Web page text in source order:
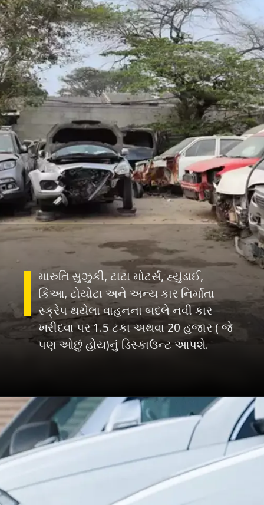
મારુતિ સુઝુકી, ટાટા મોટર્સ, હ્યુંડાઈ,
કિઆ, ટોયોટા અને અન્ય કાર નિર્માતા
સ્ક્રેપ થયેલા વાહનના બદલે નવી કાર
ખરીદવા પર 1.5 ટકા અથવા 20 હજાર ( જે
પણ ઓછું હોય)નું ડિસ્કાઉન્ટ આપશે.